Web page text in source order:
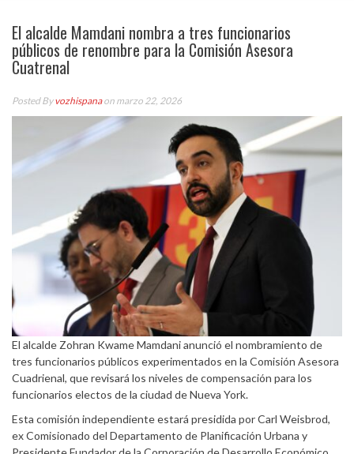
El alcalde Mamdani nombra a tres funcionarios
públicos de renombre para la Comisión Asesora
Cuatrenal
Posted Byvozhispanaon marzo 22, 2026
El alcalde Zohran Kwame Mamdani anunció el nombramiento de
tres funcionarios públicos experimentados en la Comisión Asesora
Cuadrienal, que revisará los niveles de compensación para los
funcionarios electos de la ciudad de Nueva York.
Esta comisión independiente estará presidida por Carl Weisbrod,
ex Comisionado del Departamento de Planificación Urbana y